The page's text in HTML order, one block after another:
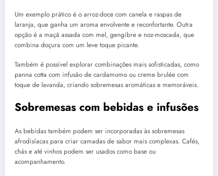
Um exemplo prático é o arroz-doce com canela e raspas de
laranja, que ganha um aroma envolvente e reconfortante. Outra
opção é a maçã assada com mel, gengibre e noz-moscada, que
combina doçura com um leve toque picante.
Também é possível explorar combinações mais sofisticadas, como
panna cotta com infusão de cardamomo ou creme brulée com
toque de lavanda, criando sobremesas aromáticas e memoráveis.
Sobremesas com bebidas e infusões
As bebidas também podem ser incorporadas às sobremesas
afrodisíacas para criar camadas de sabor mais complexas. Cafés,
chás e até vinhos podem ser usados como base ou
acompanhamento.